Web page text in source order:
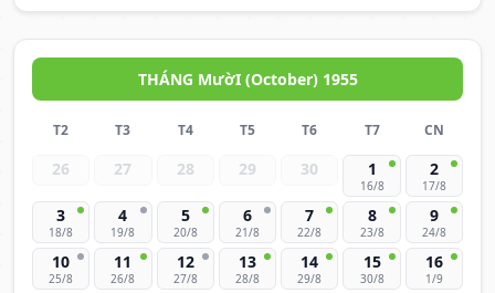
THÁNG MườI (October) 1955
T2 T3 T4 T5 T6 T7 CN
26 27 28 29 30 1
16/8
2
17/8
3
18/8
4
19/8
5
20/8
6
21/8
7
22/8
8
23/8
9
24/8
10
25/8
11
26/8
12
27/8
13
28/8
14
29/8
15
30/8
16
1/9